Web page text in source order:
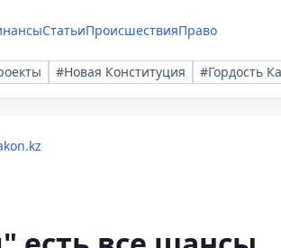
СтатьиПроисшествияПраво
#Новая Конституция #Гордость